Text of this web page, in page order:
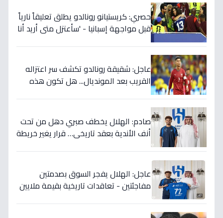
حصري: كريستيانو رونالدو يطلق تعليقاً نارياً
قبل مواجهة إسبانيا - 'سأعتزل متى أريد أنا
عاجل: شقيقة رونالدو تكشف سر اعتزاله
القريب بعد المونديال... هل تكون هذه
صادم: الهلال يخطف صبري دهل من تحت
أنف الأندية بعقد تاريخي… قرار يغير خريطة
عاجل: الهلال يفجر السوق بصدمتين
مفاجئتين - تعاقدات تاريخية بقيمة ملايين